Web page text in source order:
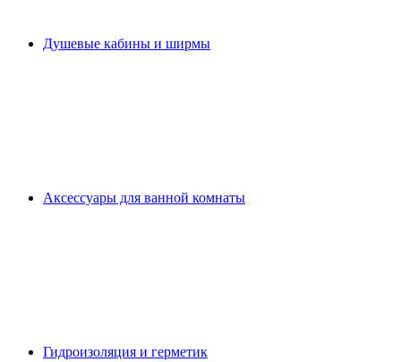
Душевые кабины и ширмы
Аксессуары для ванной комнаты
Гидроизоляция и герметик